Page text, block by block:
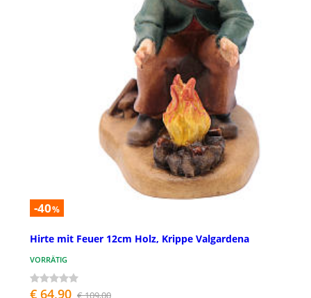
-40%
Hirte mit Feuer 12cm Holz, Krippe Valgardena
VORRÄTIG
€ 64,90 € 109,00